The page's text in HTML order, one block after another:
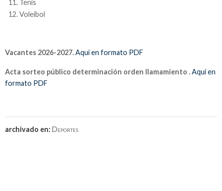
Tenis
Voleibol
Vacantes 2026-2027.Aquí en formato PDF
Acta sorteo público determinación orden llamamiento .Aquí en
formato PDF
archivado en: Deportes